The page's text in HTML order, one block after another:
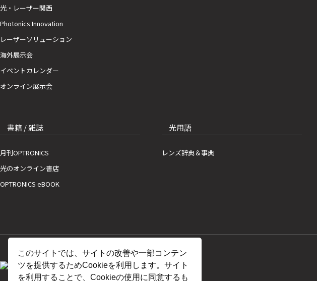
このサイトでは、サイトの改善や一部コンテン
ツを提供するためCookieを利用します。サイト
を利用することで、Cookieの使用に同意するも
光・レーザー関西
Photonics Innovation
レーザーソリューション
海外展示会
イベントカレンダー
オンライン展示会
書籍 / 雑誌
月刊OPTRONICS
光のオンライン書店
OPTRONICS eBOOK
光用語
レンズ辞典＆事典